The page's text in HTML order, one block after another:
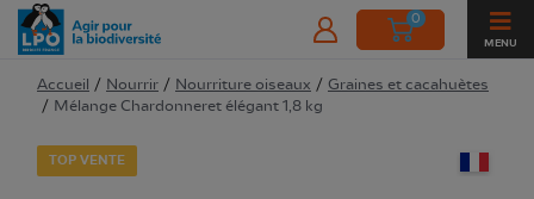
0
MENU
Accueil / Nourrir / Nourriture oiseaux / Graines et cacahuètes
/ Mélange Chardonneret élégant 1,8 kg
TOP VENTE